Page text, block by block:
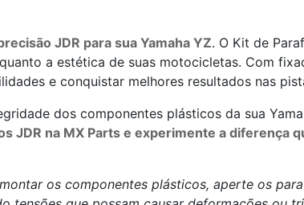
JDR para sua Yamaha YZ. O Kit de
a estética de suas motocicletas. Com
e conquistar melhores resultados nas
dos componentes plásticos da sua
JDR na MX Parts e experimente a diferença
os componentes plásticos, aperte os